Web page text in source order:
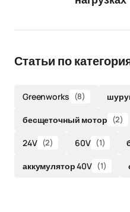
Статьи по
Greenworks (8)
бесщеточный мотор (2)
24V (2) 60V (1)
аккумулятор 40V (1)